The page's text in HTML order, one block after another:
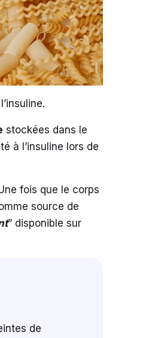
stockées dans le
à l’insuline lors de
fois que le corps
source de
” disponible sur
de